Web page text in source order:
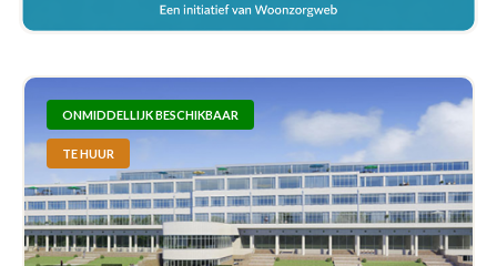
ONMIDDELLIJK BESCHIKBAAR
TE HUUR